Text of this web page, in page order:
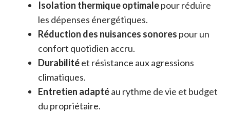
Isolation thermique optimalepour réduire
les dépenses énergétiques.
Réduction des nuisances sonores pour un
confort quotidien accru.
Durabilitéet résistance aux agressions
climatiques.
Entretien adaptéau rythme de vie et budget
du propriétaire.